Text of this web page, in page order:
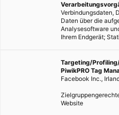
Verbindungsdaten,
Daten über die
Analysesoftware
Ihrem Endgerät;
Targeting/
PiwikPRO Tag
Facebook Inc.,
Website